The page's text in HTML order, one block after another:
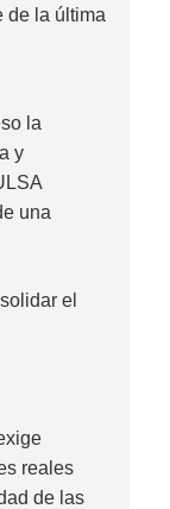
de la última
la
y
una
el
reales
de las